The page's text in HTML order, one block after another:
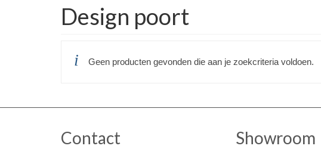
Design poort
Geen producten gevonden die aan je zoekcriteria voldoen.
Contact Showroom